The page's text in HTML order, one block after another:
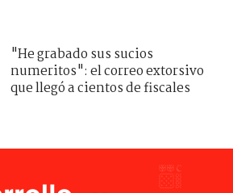
"He grabado sus sucios
numeritos": el correo extorsivo
que llegó a cientos de fiscales